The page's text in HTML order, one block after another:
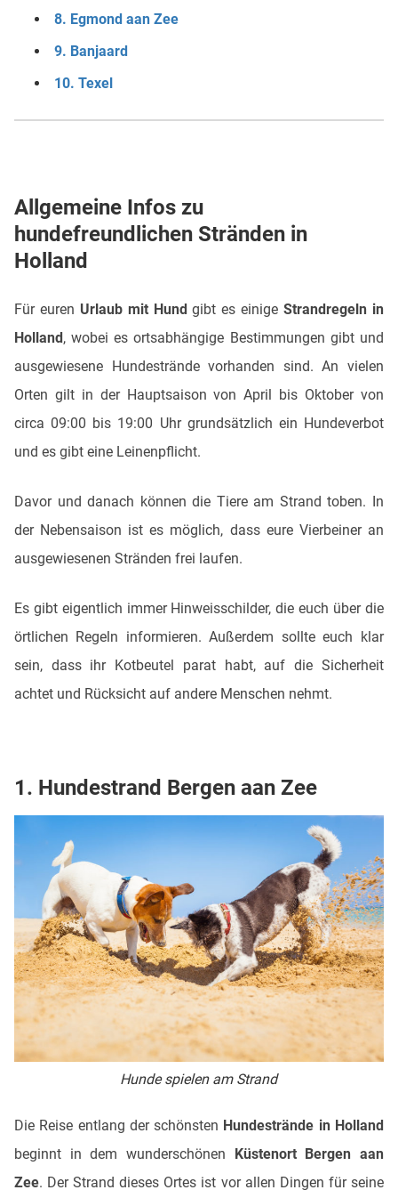
8. Egmond aan Zee
9. Banjaard
10. Texel
Allgemeine Infos zu
hundefreundlichen Stränden in
Holland
Für euren Urlaub mit Hundgibt es einigeStrandregeln in
Holland, wobei es ortsabhängige Bestimmungen gibt und
ausgewiesene Hundestrände vorhanden sind. An vielen
Orten gilt in der Hauptsaison von April bis Oktober von
circa 09:00 bis 19:00 Uhr grundsätzlich ein Hundeverbot
und es gibt eine Leinenpflicht.
Davor und danach können die Tiere am Strand toben. In
der Nebensaison ist es möglich, dass eure Vierbeiner an
ausgewiesenen Stränden frei laufen.
Es gibt eigentlich immer Hinweisschilder, die euch über die
örtlichen Regeln informieren. Außerdem sollte euch klar
sein, dass ihr Kotbeutel parat habt, auf die Sicherheit
achtet und Rücksicht auf andere Menschen nehmt.
1. Hundestrand Bergen aan Zee
Hunde spielen am Strand
Die Reise entlang der schönsten Hundestrände in Holland
beginnt in dem wunderschönen
Küstenort Bergen aan
Zee. Der Strand dieses Ortes ist vor allen Dingen für seine